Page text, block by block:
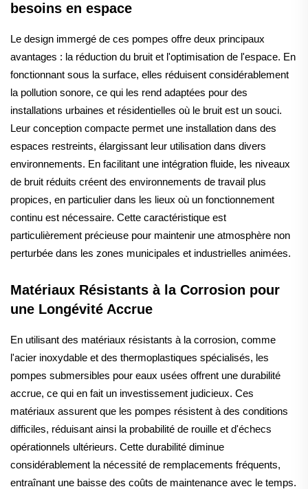
besoins en espace
Le design immergé de ces pompes offre deux principaux
avantages : la réduction du bruit et l'optimisation de l'espace. En
fonctionnant sous la surface, elles réduisent considérablement
la pollution sonore, ce qui les rend adaptées pour des
installations urbaines et résidentielles où le bruit est un souci.
Leur conception compacte permet une installation dans des
espaces restreints, élargissant leur utilisation dans divers
environnements. En facilitant une intégration fluide, les niveaux
de bruit réduits créent des environnements de travail plus
propices, en particulier dans les lieux où un fonctionnement
continu est nécessaire. Cette caractéristique est
particulièrement précieuse pour maintenir une atmosphère non
perturbée dans les zones municipales et industrielles animées.
Matériaux Résistants à la Corrosion pour
une Longévité Accrue
En utilisant des matériaux résistants à la corrosion, comme
l'acier inoxydable et des thermoplastiques spécialisés, les
pompes submersibles pour eaux usées offrent une durabilité
accrue, ce qui en fait un investissement judicieux. Ces
matériaux assurent que les pompes résistent à des conditions
difficiles, réduisant ainsi la probabilité de rouille et d'échecs
opérationnels ultérieurs. Cette durabilité diminue
considérablement la nécessité de remplacements fréquents,
entraînant une baisse des coûts de maintenance avec le temps.